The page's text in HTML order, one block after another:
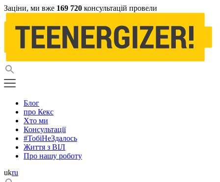
Заціни, ми вже 169 720 консультацій провели
Блог
про Кекс
Хто ми
Консультації
#ТобіНеЗдалось
Життя з ВІЛ
Про нашу роботу
ukru